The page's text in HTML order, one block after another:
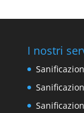
I nostri